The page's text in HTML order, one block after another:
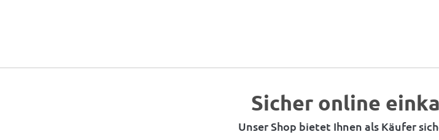
Sicher online
Unser Shop bietet Ihnen als Käufer